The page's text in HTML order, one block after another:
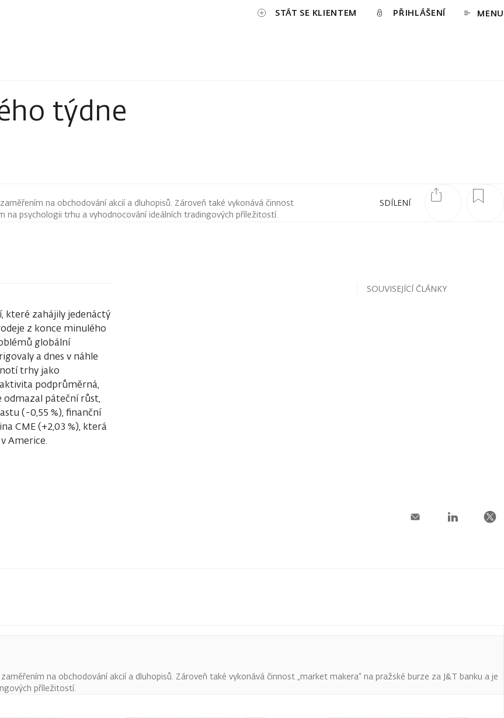
STÁT SE KLIENTEM PŘIHLÁŠENÍ MENU
týdne
SDÍLENÍ
na obchodování akcií a dluhopisů. Zároveň také vykonává činnost
na psychologii trhu a vyhodnocování ideálních tradingových příležitostí.
které zahájily jedenáctý
z konce minulého
globální
a dnes v náhle
trhy jako
podprůměrná,
odmazal páteční růst,
(-0,55 %), finanční
CME (+2,03 %), která
Americe.
SOUVISEJÍCÍ ČLÁNKY
na obchodování akcií a dluhopisů. Zároveň také vykonává činnost „market makera“ na pražské burze za J&T banku a je
příležitostí.